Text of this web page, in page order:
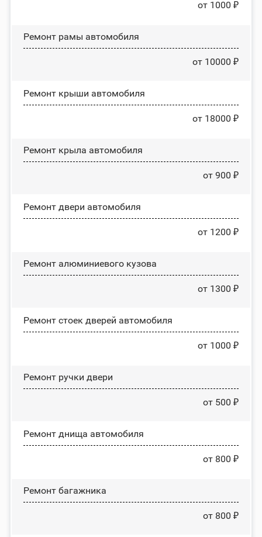
от 1000 ₽
Ремонт рамы автомобиля
от 10000 ₽
Ремонт крыши автомобиля
от 18000 ₽
Ремонт крыла автомобиля
от 900 ₽
Ремонт двери автомобиля
от 1200 ₽
Ремонт алюминиевого кузова
от 1300 ₽
Ремонт стоек дверей автомобиля
от 1000 ₽
Ремонт ручки двери
от 500 ₽
Ремонт днища автомобиля
от 800 ₽
Ремонт багажника
от 800 ₽